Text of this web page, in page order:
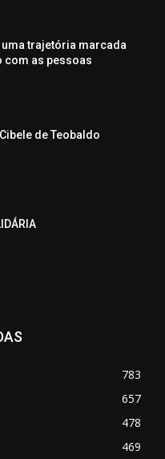
uma trajetória marcada
com as pessoas
de Teobaldo
783
657
478
469